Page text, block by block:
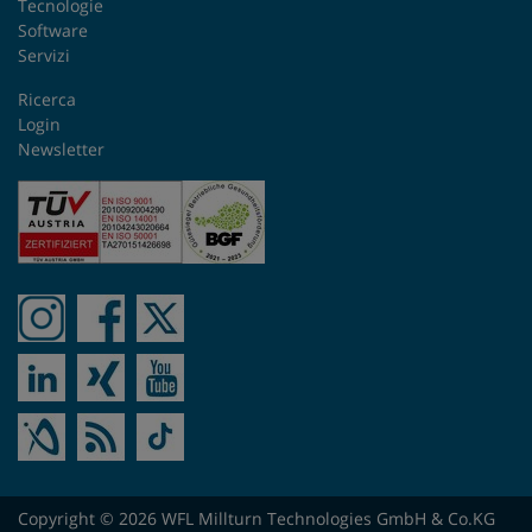
Romania
Singapore
Slovacchia
Spagna
Stati Uniti
Sudafrica
Svezia
Svizzera
Taiwan
Tecnologie
Software
Servizi
Ricerca
Login
Newsletter
Copyright © 2026 WFL Millturn Technologies GmbH & Co.KG